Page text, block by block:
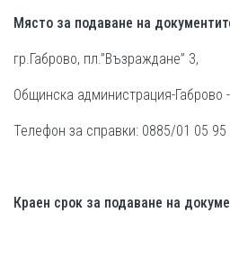
Място за подаване на
гр.Габрово, пл.”Възраждане” 3,
Общинска администрация-Габрово
Телефон за справки: 0885/01 05
Краен срок за подаване на